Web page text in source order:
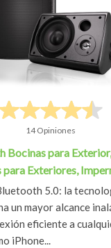
14 Opiniones
Bocinas para
Exteriores,
5.0: la
un mayor alcance
eficiente a
iPhone...